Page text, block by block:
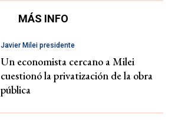
MÁS INFO
Javier Milei presidente
Un economista cercano a Milei
cuestionó la privatización de la obra
pública